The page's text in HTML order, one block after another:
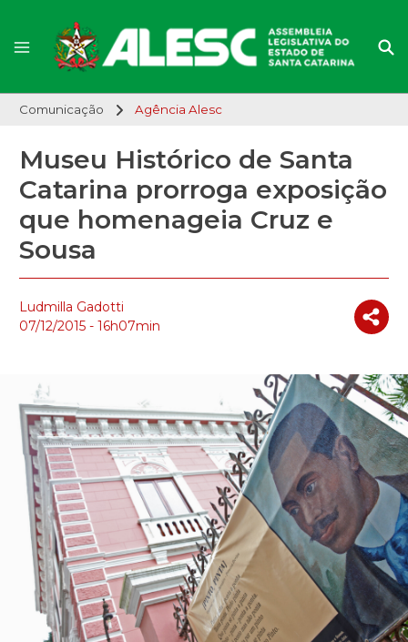
Comunicação Agência Alesc
Museu Histórico de Santa
Catarina prorroga exposição
que homenageia Cruz e
Sousa
Ludmilla Gadotti
07/12/2015 - 16h07min